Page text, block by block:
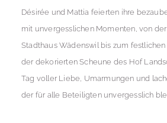
Désirée und Mattia feierten ihre
mit unvergesslichen Momenten, von
Stadthaus Wädenswil bis zum
der dekorierten Scheune des Hof
Tag voller Liebe, Umarmungen und
der für alle Beteiligten unvergesslich